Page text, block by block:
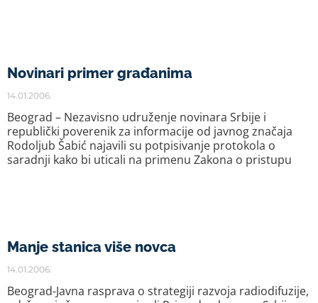
Novinari primer građanima
14.01.2006.
Beograd – Nezavisno udruženje novinara Srbije i
republički poverenik za informacije od javnog značaja
Rodoljub Šabić najavili su potpisivanje protokola o
saradnji kako bi uticali na primenu Zakona o pristupu
Manje stanica više novca
14.01.2006.
Beograd-Javna rasprava o strategiji razvoja radiodifuzije,